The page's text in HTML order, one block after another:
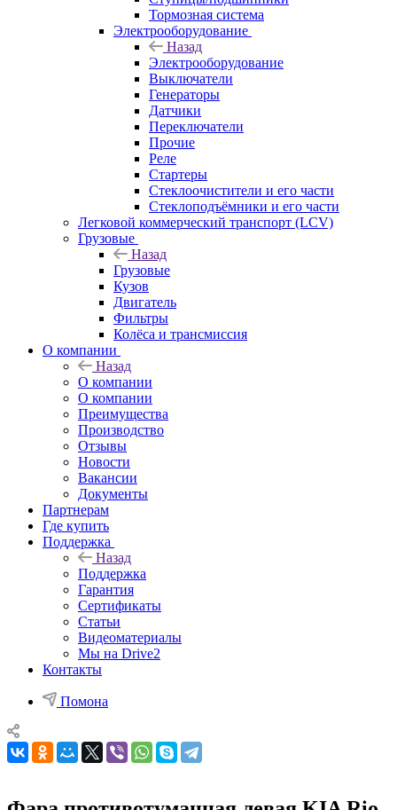
Тормозная система
Электрооборудование
Назад
Электрооборудование
Выключатели
Генераторы
Датчики
Переключатели
Прочие
Реле
Стартеры
Стеклоочистители и его части
Стеклоподъёмники и его части
Легковой коммерческий транспорт (LCV)
Грузовые
Назад
Грузовые
Кузов
Двигатель
Фильтры
Колёса и трансмиссия
О компании
Назад
О компании
О компании
Преимущества
Производство
Отзывы
Новости
Вакансии
Документы
Партнерам
Где купить
Поддержка
Назад
Поддержка
Гарантия
Сертификаты
Статьи
Видеоматериалы
Мы на Drive2
Контакты
Помона